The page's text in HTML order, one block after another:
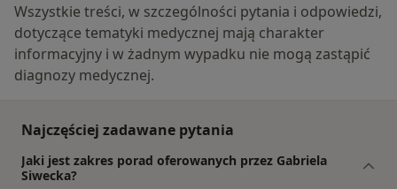
Wszystkie treści, w szczególności pytania i odpowiedzi,
dotyczące tematyki medycznej mają charakter
informacyjny i w żadnym wypadku nie mogą zastąpić
diagnozy medycznej.
Najczęściej zadawane pytania
Jaki jest zakres porad oferowanych przez Gabriela
Siwecka?